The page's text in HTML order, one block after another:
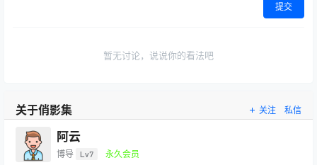
提交
暂无讨论，说说你的看法吧
关于俏影集 关注 私信
阿云
博导 Lv7 永久会员